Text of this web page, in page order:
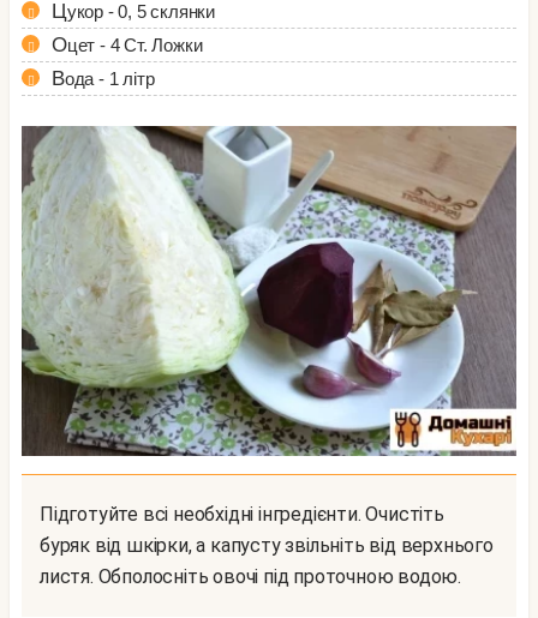
Цукор - 0, 5 склянки
Оцет - 4 Ст. Ложки
Вода - 1 літр
Підготуйте всі необхідні інгредієнти. Очистіть
буряк від шкірки, а капусту звільніть від верхнього
листя. Обполосніть овочі під проточною водою.